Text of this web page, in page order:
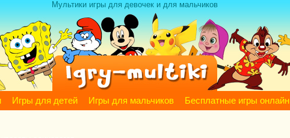
Мультики игры для девочек и для мальчиков
Игры для детей Игры для мальчиков Бесплатные игры онлайн